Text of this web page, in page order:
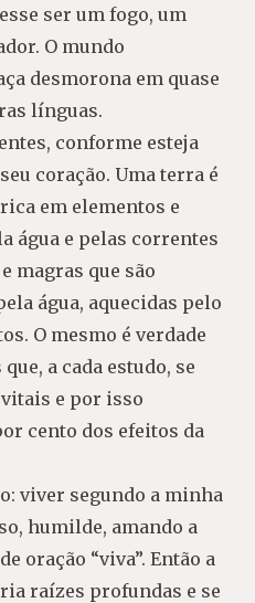
ser um fogo, um
O mundo
desmorona em quase
línguas.
conforme esteja
coração. Uma terra é
em elementos e
água e pelas correntes
magras que são
água, aquecidas pelo
O mesmo é verdade
a cada estudo, se
e por isso
cento dos efeitos da
viver segundo a minha
humilde, amando a
oração “viva”. Então a
raízes profundas e se